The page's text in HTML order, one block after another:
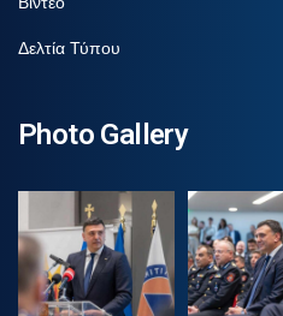
Δελτία Τύπου
Photo Gallery